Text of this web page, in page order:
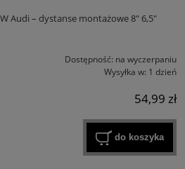
Audi – dystanse montażowe 8" 6,5"
Dostępność: na wyczerpaniu
Wysyłka w: 1 dzień
54,99 zł
do koszyka